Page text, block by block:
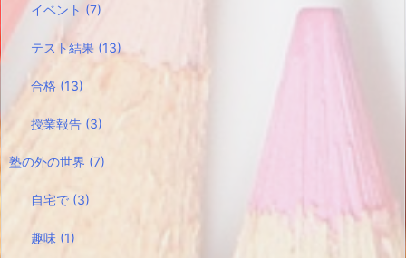
イベント (7)
テスト結果 (13)
合格 (13)
授業報告 (3)
塾の外の世界 (7)
自宅で (3)
趣味 (1)